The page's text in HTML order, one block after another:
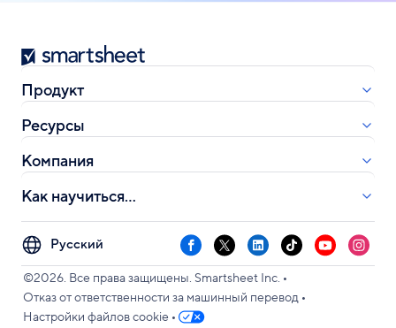
S
m
a
r
t
s
h
e
e
t
Продукт
Ресурсы
Компания
Как научиться...
S
e
l
e
c
F
a
c
e
b
X
L
i
n
k
T
i
k
T
Y
o
I
n
©2026. Все права защищены. Smartsheet Inc. •
Отказ от ответственности за машинный перевод •
Настройки файлов cookie •